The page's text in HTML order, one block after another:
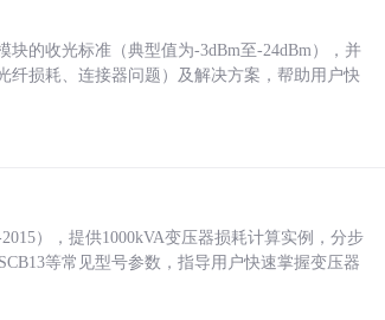
的收光标准（典型值为-3dBm至-24dBm），并
纤损耗、连接器问题）及解决方案，帮助用户快
），提供1000kVA变压器损耗计算实例，分步
等常见型号参数，指导用户快速掌握变压器